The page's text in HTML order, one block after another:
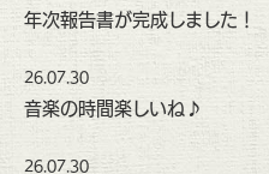
年次報告書が完成しました！
26.07.30
音楽の時間楽しいね♪
26.07.30